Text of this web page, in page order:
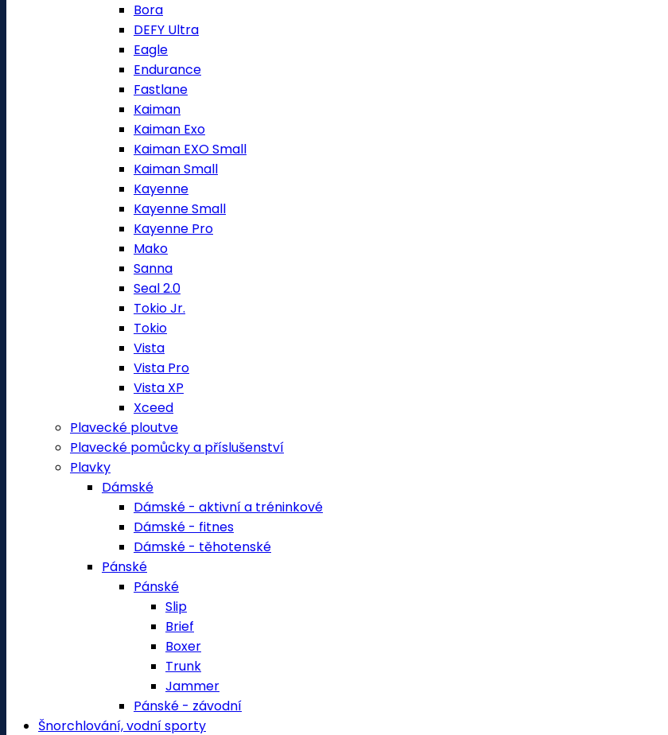
Bora
DEFY Ultra
Eagle
Endurance
Fastlane
Kaiman
Kaiman Exo
Kaiman EXO Small
Kaiman Small
Kayenne
Kayenne Small
Kayenne Pro
Mako
Sanna
Seal 2.0
Tokio Jr.
Tokio
Vista
Vista Pro
Vista XP
Xceed
Plavecké ploutve
Plavecké pomůcky a příslušenství
Plavky
Dámské
Dámské - aktivní a tréninkové
Dámské - fitnes
Dámské - těhotenské
Pánské
Pánské
Slip
Brief
Boxer
Trunk
Jammer
Pánské - závodní
Šnorchlování, vodní sporty